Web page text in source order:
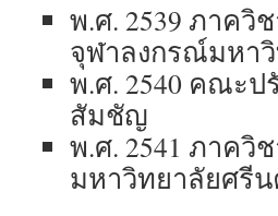
พ.ศ. 2539 ภาค
จุฬาลงกรณ์มหา
พ.ศ. 2540 คณะ
สัมชัญ
พ.ศ. 2541 ภาค
มหาวิทยาลัยศรี